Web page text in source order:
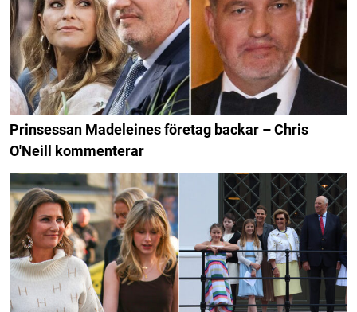
Prinsessan Madeleines företag backar – Chris
O'Neill kommenterar